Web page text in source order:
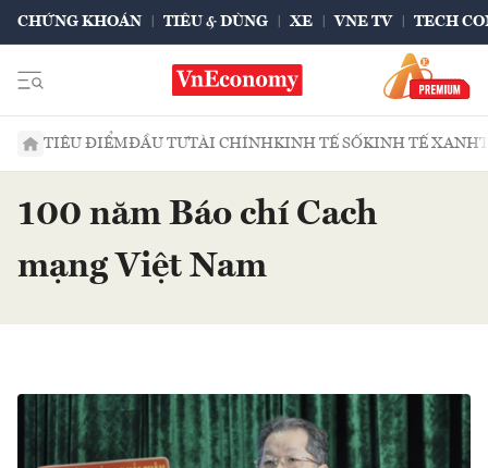
CHỨNG KHOÁN TIÊU & DÙNG XE VNE TV TECH
TIÊU ĐIỂMĐẦU TƯTÀI CHÍNHKINH TẾ SỐKINH TẾ XANH
100 năm Báo chí Cach
mạng Việt Nam